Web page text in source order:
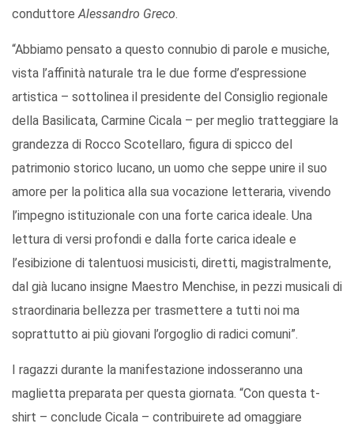
conduttoreAlessandro Greco.
“Abbiamo pensato a questo connubio di parole e musiche,
vista l’affinità naturale tra le due forme d’espressione
artistica – sottolinea il presidente del Consiglio regionale
della Basilicata, Carmine Cicala – per meglio tratteggiare la
grandezza di Rocco Scotellaro, figura di spicco del
patrimonio storico lucano, un uomo che seppe unire il suo
amore per la politica alla sua vocazione letteraria, vivendo
l’impegno istituzionale con una forte carica ideale. Una
lettura di versi profondi e dalla forte carica ideale e
l’esibizione di talentuosi musicisti, diretti, magistralmente,
dal già lucano insigne Maestro Menchise, in pezzi musicali di
straordinaria bellezza per trasmettere a tutti noi ma
soprattutto ai più giovani l’orgoglio di radici comuni”.
I ragazzi durante la manifestazione indosseranno una
maglietta preparata per questa giornata. “Con questa t-
shirt – conclude Cicala – contribuirete ad omaggiare